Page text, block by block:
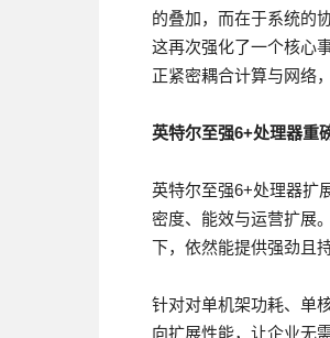
的叠加，而在于系统的
这再次强化了一个核心
正紧密耦合计算与网络
英特尔至强6+处理器重
英特尔至强6+处理器扩
密度、能效与运营扩展
下，依然能提供强劲且
针对对单机架功耗、单
向扩展性能，让企业无